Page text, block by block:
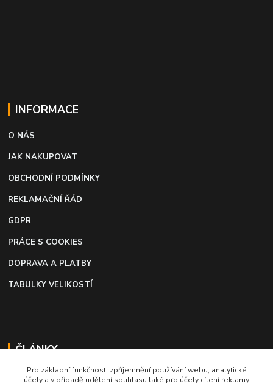
INFORMACE
O NÁS
JAK NAKUPOVAT
OBCHODNÍ PODMÍNKY
REKLAMAČNÍ ŘÁD
GDPR
PRÁCE S COOKIES
DOPRAVA A PLATBY
TABULKY VELIKOSTÍ
ČLÁNKY
Profi lepidlo na boty a kůži
Pro základní funkčnost, zpříjemnění používání webu, analytické
účely a v případě udělení souhlasu také pro účely cílení reklamy